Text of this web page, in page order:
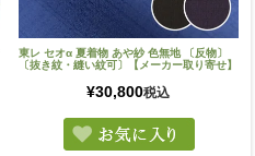
東レ セオα 夏着物 あや紗 色無地 〔反物〕
〔抜き紋・縫い紋可〕【メーカー取り寄せ】
¥30,800税込